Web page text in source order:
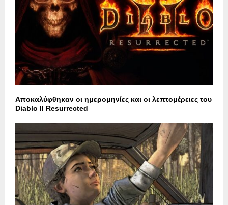
Αποκαλύφθηκαν οι ημερομηνίες και οι λεπτομέρειες του
Diablo II Resurrected